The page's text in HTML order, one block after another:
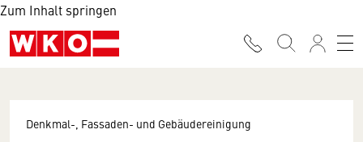
Zum Inhalt springen
Denkmal-, Fassaden- und Gebäudereinigung